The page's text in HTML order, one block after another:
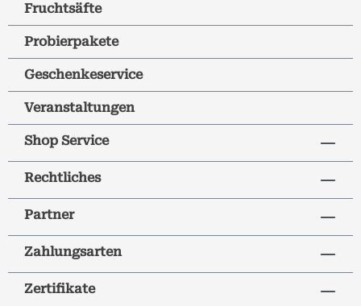
Fruchtsäfte
Probierpakete
Geschenkeservice
Veranstaltungen
Shop Service
Rechtliches
Partner
Zahlungsarten
Zertifikate